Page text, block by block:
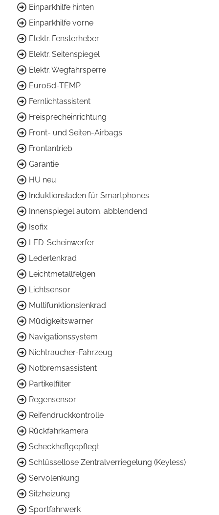
Einparkhilfe hinten
Einparkhilfe vorne
Elektr. Fensterheber
Elektr. Seitenspiegel
Elektr. Wegfahrsperre
Euro6d-TEMP
Fernlichtassistent
Freisprecheinrichtung
Front- und Seiten-Airbags
Frontantrieb
Garantie
HU neu
Induktionsladen für Smartphones
Innenspiegel autom. abblendend
Isofix
LED-Scheinwerfer
Lederlenkrad
Leichtmetallfelgen
Lichtsensor
Multifunktionslenkrad
Müdigkeitswarner
Navigationssystem
Nichtraucher-Fahrzeug
Notbremsassistent
Partikelfilter
Regensensor
Reifendruckkontrolle
Rückfahrkamera
Scheckheftgepflegt
Schlüssellose Zentralverriegelung (Keyless)
Servolenkung
Sitzheizung
Sportfahrwerk